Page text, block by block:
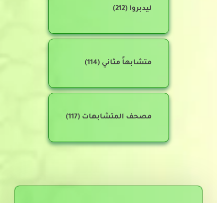
ليدبروا (212)
متشابهاً مثاني (114)
مصحف المتشابهات (117)